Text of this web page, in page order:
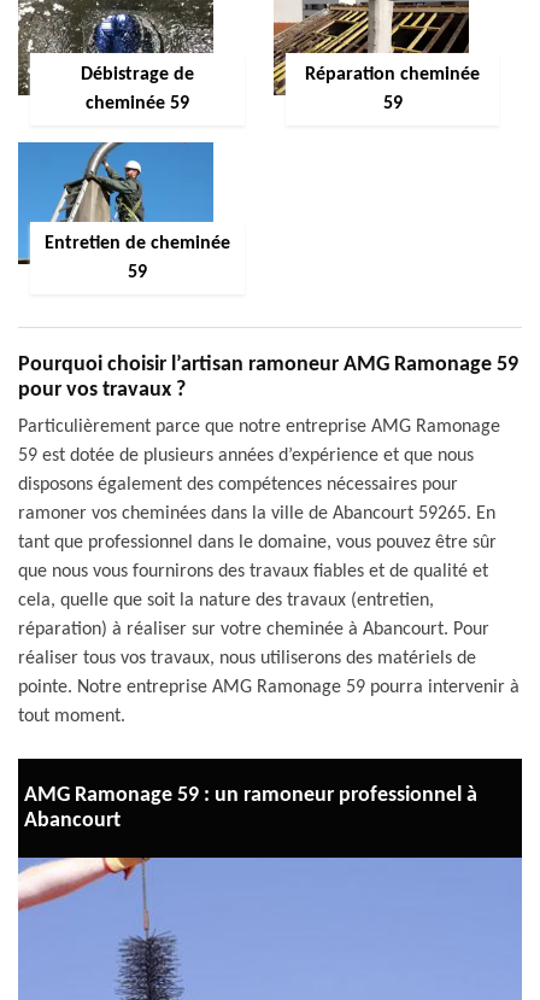
Débistrage de
cheminée 59
Réparation cheminée
59
Entretien de cheminée
59
Pourquoi choisir l’artisan ramoneur AMG Ramonage 59
pour vos travaux ?
Particulièrement parce que notre entreprise AMG Ramonage
59 est dotée de plusieurs années d’expérience et que nous
disposons également des compétences nécessaires pour
ramoner vos cheminées dans la ville de Abancourt 59265. En
tant que professionnel dans le domaine, vous pouvez être sûr
que nous vous fournirons des travaux fiables et de qualité et
cela, quelle que soit la nature des travaux (entretien,
réparation) à réaliser sur votre cheminée à Abancourt. Pour
réaliser tous vos travaux, nous utiliserons des matériels de
pointe. Notre entreprise AMG Ramonage 59 pourra intervenir à
tout moment.
AMG Ramonage 59 : un ramoneur professionnel à
Abancourt